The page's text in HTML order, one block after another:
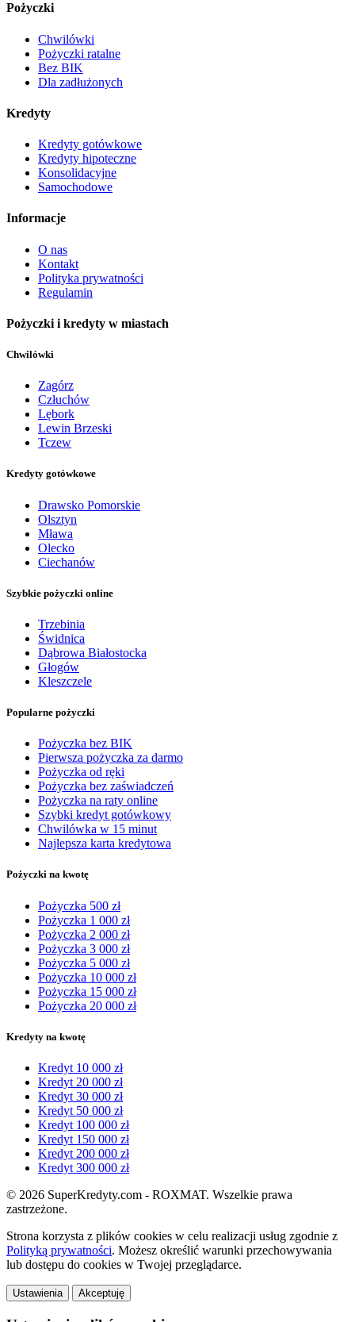
Pożyczki
Chwilówki
Pożyczki ratalne
Bez BIK
Dla zadłużonych
Kredyty
Kredyty gotówkowe
Kredyty hipoteczne
Konsolidacyjne
Samochodowe
Informacje
O nas
Kontakt
Polityka prywatności
Regulamin
Pożyczki i kredyty w miastach
Chwilówki
Zagórz
Człuchów
Lębork
Lewin Brzeski
Tczew
Kredyty gotówkowe
Drawsko Pomorskie
Olsztyn
Mława
Olecko
Ciechanów
Szybkie pożyczki online
Trzebinia
Świdnica
Dąbrowa Białostocka
Głogów
Kleszczele
Popularne pożyczki
Pożyczka bez BIK
Pierwsza pożyczka za darmo
Pożyczka od ręki
Pożyczka bez zaświadczeń
Pożyczka na raty online
Szybki kredyt gotówkowy
Chwilówka w 15 minut
Najlepsza karta kredytowa
Pożyczki na kwotę
Pożyczka 500 zł
Pożyczka 1 000 zł
Pożyczka 2 000 zł
Pożyczka 3 000 zł
Pożyczka 5 000 zł
Pożyczka 10 000 zł
Pożyczka 15 000 zł
Pożyczka 20 000 zł
Kredyty na kwotę
Kredyt 10 000 zł
Kredyt 20 000 zł
Kredyt 30 000 zł
Kredyt 50 000 zł
Kredyt 100 000 zł
Kredyt 150 000 zł
Kredyt 200 000 zł
Kredyt 300 000 zł
© 2026 SuperKredyty.com - ROXMAT. Wszelkie prawa
zastrzeżone.
Strona korzysta z plików cookies w celu realizacji usług zgodnie z
Polityką prywatności. Możesz określić warunki przechowywania
lub dostępu do cookies w Twojej przeglądarce.
Ustawienia Akceptuję